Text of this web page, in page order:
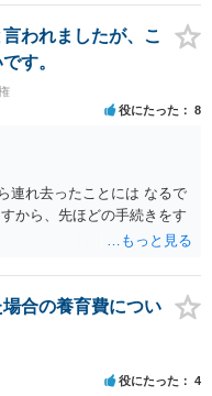
といえる場合に、慰謝料請
の前提にした関係だったこと
す。
われましたが、こ
す。
役にたった 8
連れ去ったことには なるで
から、先ほどの手続きをす
合の養育費につい
役にたった 4